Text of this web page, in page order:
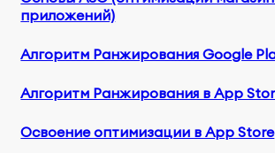
приложений)
Алгоритм Ранжирования Google
Алгоритм Ранжирования в App
Освоение оптимизации в App Store